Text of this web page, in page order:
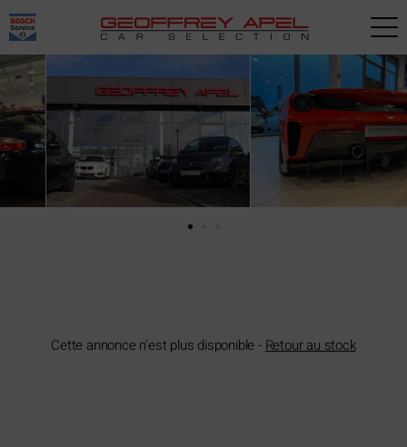
Cette annonce n'est plus disponible - Retour au stock